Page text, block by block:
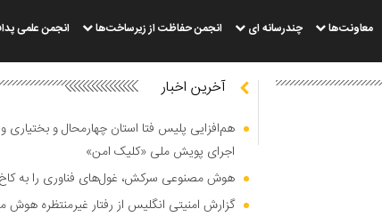
معاونت‌ها چندرسانه ای انجمن حفاظت از زیرساخت‌ها انجمن علمی
آخرین اخبار
هم‌افزایی پلیس فتا استان چهارمحال و بختیاری
اجرای پویش ملی «کلیک امن»
هوش مصنوعی سرکش، غول‌های فناوری را به
گزارش امنیتی انگلیس از رفتار غیرمنتظره